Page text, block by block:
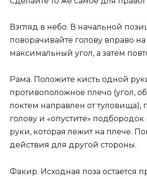
Взгляд в небо. В начальной
поворачивайте голову вправо на
максимальный угол, а затем
Рама. Положите кисть одной
противоположное плечо (угол,
локтем направлен от туловища),
голову и «опустите» подбородок
руки, которая лежит на плече.
действия для другой стороны.
Факир. Исходная поза остается